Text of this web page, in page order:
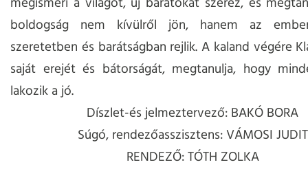
boldogság nem kívülről jön, hanem az
szeretetben és barátságban rejlik. A kaland végére
saját erejét és bátorságát, megtanulja, hogy
lakozik a jó.
Díszlet-és jelmeztervező: BAKÓ BORA
Súgó, rendezőasszisztens: VÁMOSI JUDIT
RENDEZŐ: TÓTH ZOLKA